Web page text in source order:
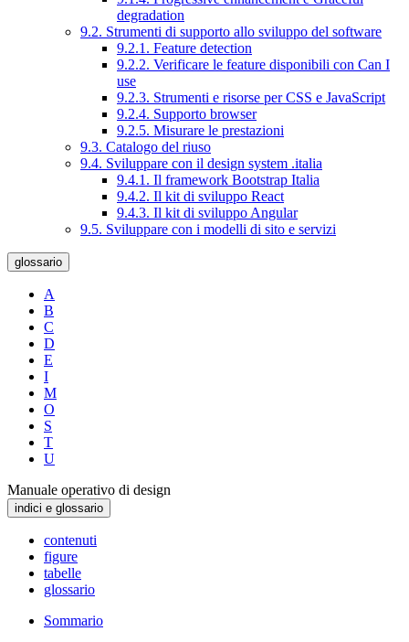
degradation
9.2. Strumenti di supporto allo sviluppo del software
9.2.1. Feature detection
9.2.2. Verificare le feature disponibili con Can I
use
9.2.3. Strumenti e risorse per CSS e JavaScript
9.2.4. Supporto browser
9.2.5. Misurare le prestazioni
9.3. Catalogo del riuso
9.4. Sviluppare con il design system .italia
9.4.1. Il framework Bootstrap Italia
9.4.2. Il kit di sviluppo React
9.4.3. Il kit di sviluppo Angular
9.5. Sviluppare con i modelli di sito e servizi
glossario
A
B
C
D
E
I
M
O
S
T
U
Manuale operativo di design
indici e glossario
contenuti
figure
tabelle
glossario
Sommario